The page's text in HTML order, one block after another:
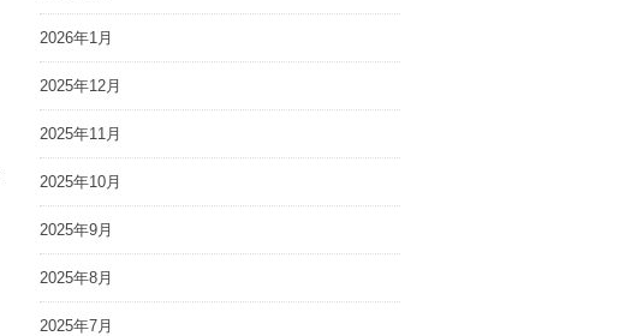
2026年1月
2025年12月
2025年11月
2025年10月
2025年9月
2025年8月
2025年7月